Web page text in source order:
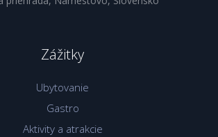
Zážitky
Ubytovanie
Gastro
Aktivity a atrakcie